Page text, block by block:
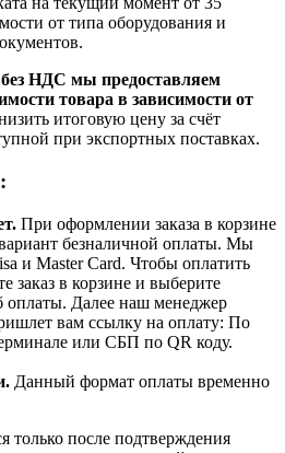
от типа оборудования и
НДС мы предоставляем
товара в зависимости от
итоговую цену за счёт
при экспортных поставках.
. При оформлении заказа в корзине
безналичной оплаты. Мы
и Master Card. Чтобы оплатить
заказ в корзине и выберите
оплаты. Далее наш менеджер
вам ссылку на оплату: По
или СБП по QR коду.
Данный формат оплаты временно
только после подтверждения